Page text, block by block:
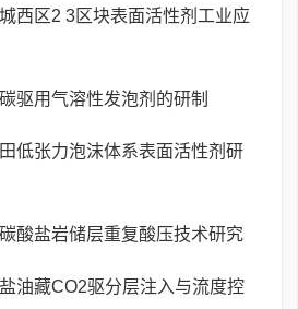
西区2 3区块表面活性剂工业应
驱用气溶性发泡剂的研制
低张力泡沫体系表面活性剂研
酸盐岩储层重复酸压技术研究
油藏CO2驱分层注入与流度控